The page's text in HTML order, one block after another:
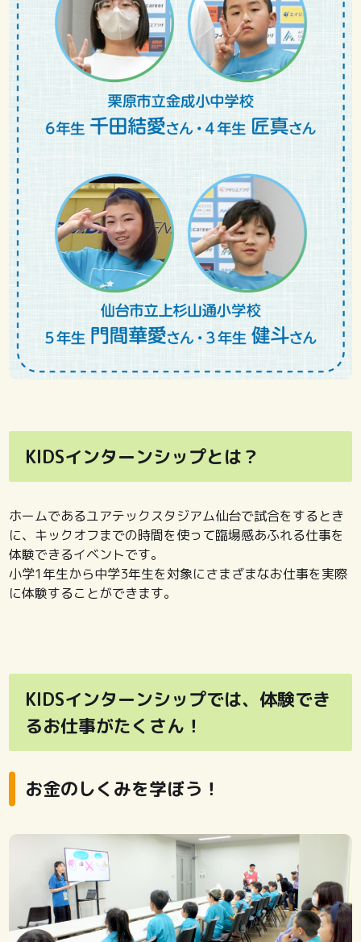
KIDSインターンシップとは？
ホームであるユアテックスタジアム仙台で試合をするとき
に、キックオフまでの時間を使って臨場感あふれる仕事を
体験できるイベントです。
小学1年生から中学3年生を対象にさまざまなお仕事を実際
に体験することができます。
KIDSインターンシップでは、体験でき
るお仕事がたくさん！
お金のしくみを学ぼう！